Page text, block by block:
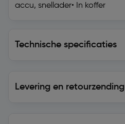
accu, snellader• In koffer
Technische specificaties
Levering en retourzending